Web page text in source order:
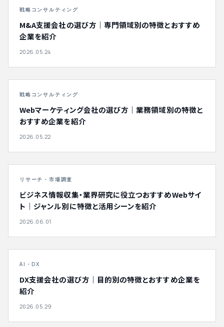
戦略コンサルティング
M&A支援会社の選び方｜専門領域別の特徴とおすすめ
企業を紹介
2026.05.24
戦略コンサルティング
Webマーケティング会社の選び方｜業務領域別の特徴と
おすすめ企業を紹介
2026.05.22
リサーチ・市場調査
ビジネス情報収集・業界研究に役立つおすすめWebサイ
ト｜ジャンル別に特徴と活用シーンを紹介
2026.06.01
AI・DX
DX支援会社の選び方｜目的別の特徴とおすすめ企業を
紹介
2026.05.29